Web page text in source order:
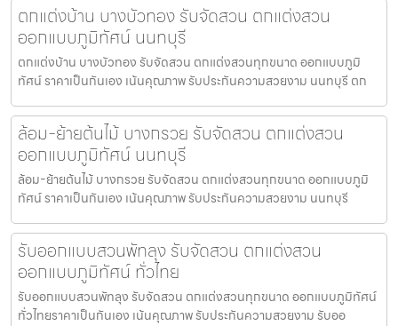
ตกแต่งบ้าน บางบัวทอง รับจัดสวน ตกแต่งสวน
ออกแบบภูมิทัศน์ นนทบุรี
ตกแต่งบ้าน บางบัวทอง รับจัดสวน ตกแต่งสวนทุกขนาด ออกแบบภูมิ
ทัศน์ ราคาเป็นกันเอง เน้นคุณภาพ รับประกันความสวยงาม นนทบุรี ตก
ล้อม-ย้ายต้นไม้ บางกรวย รับจัดสวน ตกแต่งสวน
ออกแบบภูมิทัศน์ นนทบุรี
ล้อม-ย้ายต้นไม้ บางกรวย รับจัดสวน ตกแต่งสวนทุกขนาด ออกแบบภูมิ
ทัศน์ ราคาเป็นกันเอง เน้นคุณภาพ รับประกันความสวยงาม นนทบุรี
รับออกแบบสวนพัทลุง รับจัดสวน ตกแต่งสวน
ออกแบบภูมิทัศน์ ทั่วไทย
รับออกแบบสวนพัทลุง รับจัดสวน ตกแต่งสวนทุกขนาด ออกแบบภูมิทัศน์
ทั่วไทยราคาเป็นกันเอง เน้นคุณภาพ รับประกันความสวยงาม รับออ